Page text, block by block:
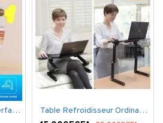
Purification D'eau D'interface De Filtre De Robinet Table Refroidisseur Ordinateur Portable